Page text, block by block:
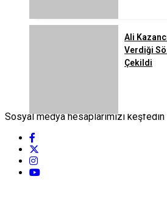
Ali
Verdiği
Çekildi
Sosyal medya hesaplarımızı keşfedin